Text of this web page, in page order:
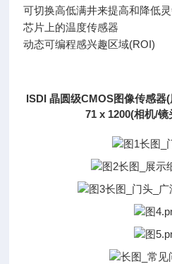
可切换高低满井来提高和降低
芯片上的温度传感器
动态可编程感兴趣区域(ROI)
ISDI 晶圆级CMOS图像传感器
71 x 1200(相机/